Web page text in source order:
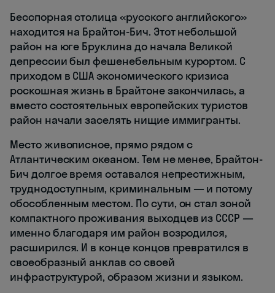
Бесспорная столица «русского английского»
находится на Брайтон-Бич. Этот небольшой
район на юге Бруклина до начала Великой
депрессии был фешенебельным курортом. С
приходом в США экономического кризиса
роскошная жизнь в Брайтоне закончилась, а
вместо состоятельных европейских туристов
район начали заселять нищие иммигранты.
Место живописное, прямо рядом с
Атлантическим океаном. Тем не менее, Брайтон-
Бич долгое время оставался непрестижным,
труднодоступным, криминальным — и потому
обособленным местом. По сути, он стал зоной
компактного проживания выходцев из СССР —
именно благодаря им район возродился,
расширился. И в конце концов превратился в
своеобразный анклав со своей
инфраструктурой, образом жизни и языком.